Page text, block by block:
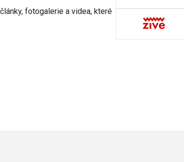
fotogalerie a videa, které